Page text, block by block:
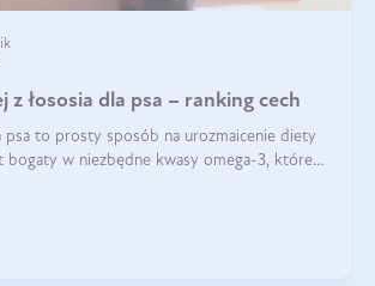
z łososia dla psa – ranking cech
psa to prosty sposób na urozmaicenie diety
bogaty w niezbędne kwasy omega-3, które